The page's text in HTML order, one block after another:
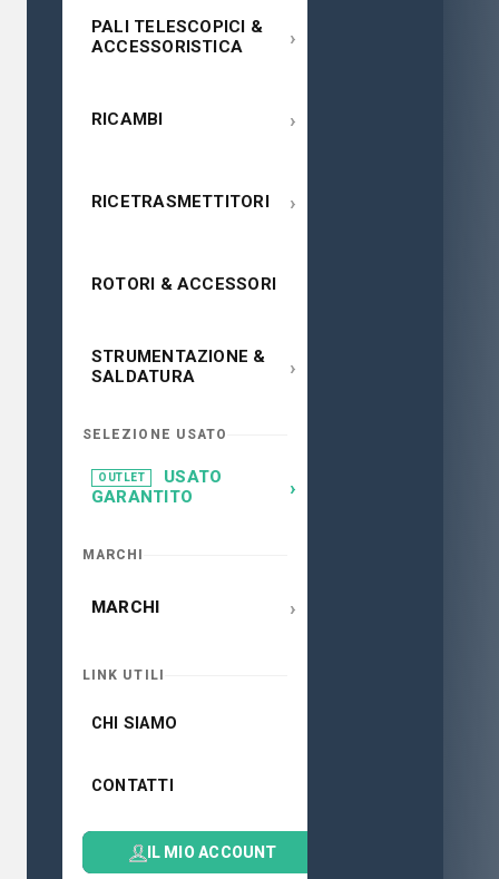
PALI TELESCOPICI &
ACCESSORISTICA
›
RICAMBI ›
RICETRASMETTITORI ›
ROTORI & ACCESSORI
STRUMENTAZIONE &
SALDATURA
›
SELEZIONE USATO
OUTLET
USATO
GARANTITO
›
MARCHI
MARCHI ›
LINK UTILI
CHI SIAMO
CONTATTI
IL MIO ACCOUNT